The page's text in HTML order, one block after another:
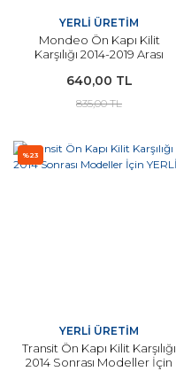
YERLİ ÜRETİM
Mondeo Ön Kapı Kilit
Karşılığı 2014-2019 Arası
640,00 TL
835,00 TL
%23
YERLİ ÜRETİM
Transit Ön Kapı Kilit Karşılığı
2014 Sonrası Modeller İçin